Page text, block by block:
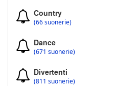
Country
(66 suonerie)
Dance
(671 suonerie)
Divertenti
(811 suonerie)